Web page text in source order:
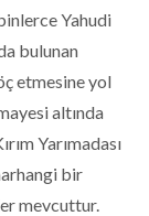
Yahudi
bulunan
etmesine yol
altında
Yarımadası
bir
mevcuttur.